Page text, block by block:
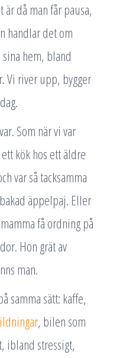
då man får pausa,
handlar det om
hem, bland
Vi river upp, bygger
Som när vi var
kök hos ett äldre
var så tacksamma
äppelpaj. Eller
få ordning på
Hon grät av
man.
samma sätt: kaffe,
, bilen som
ibland stressigt,